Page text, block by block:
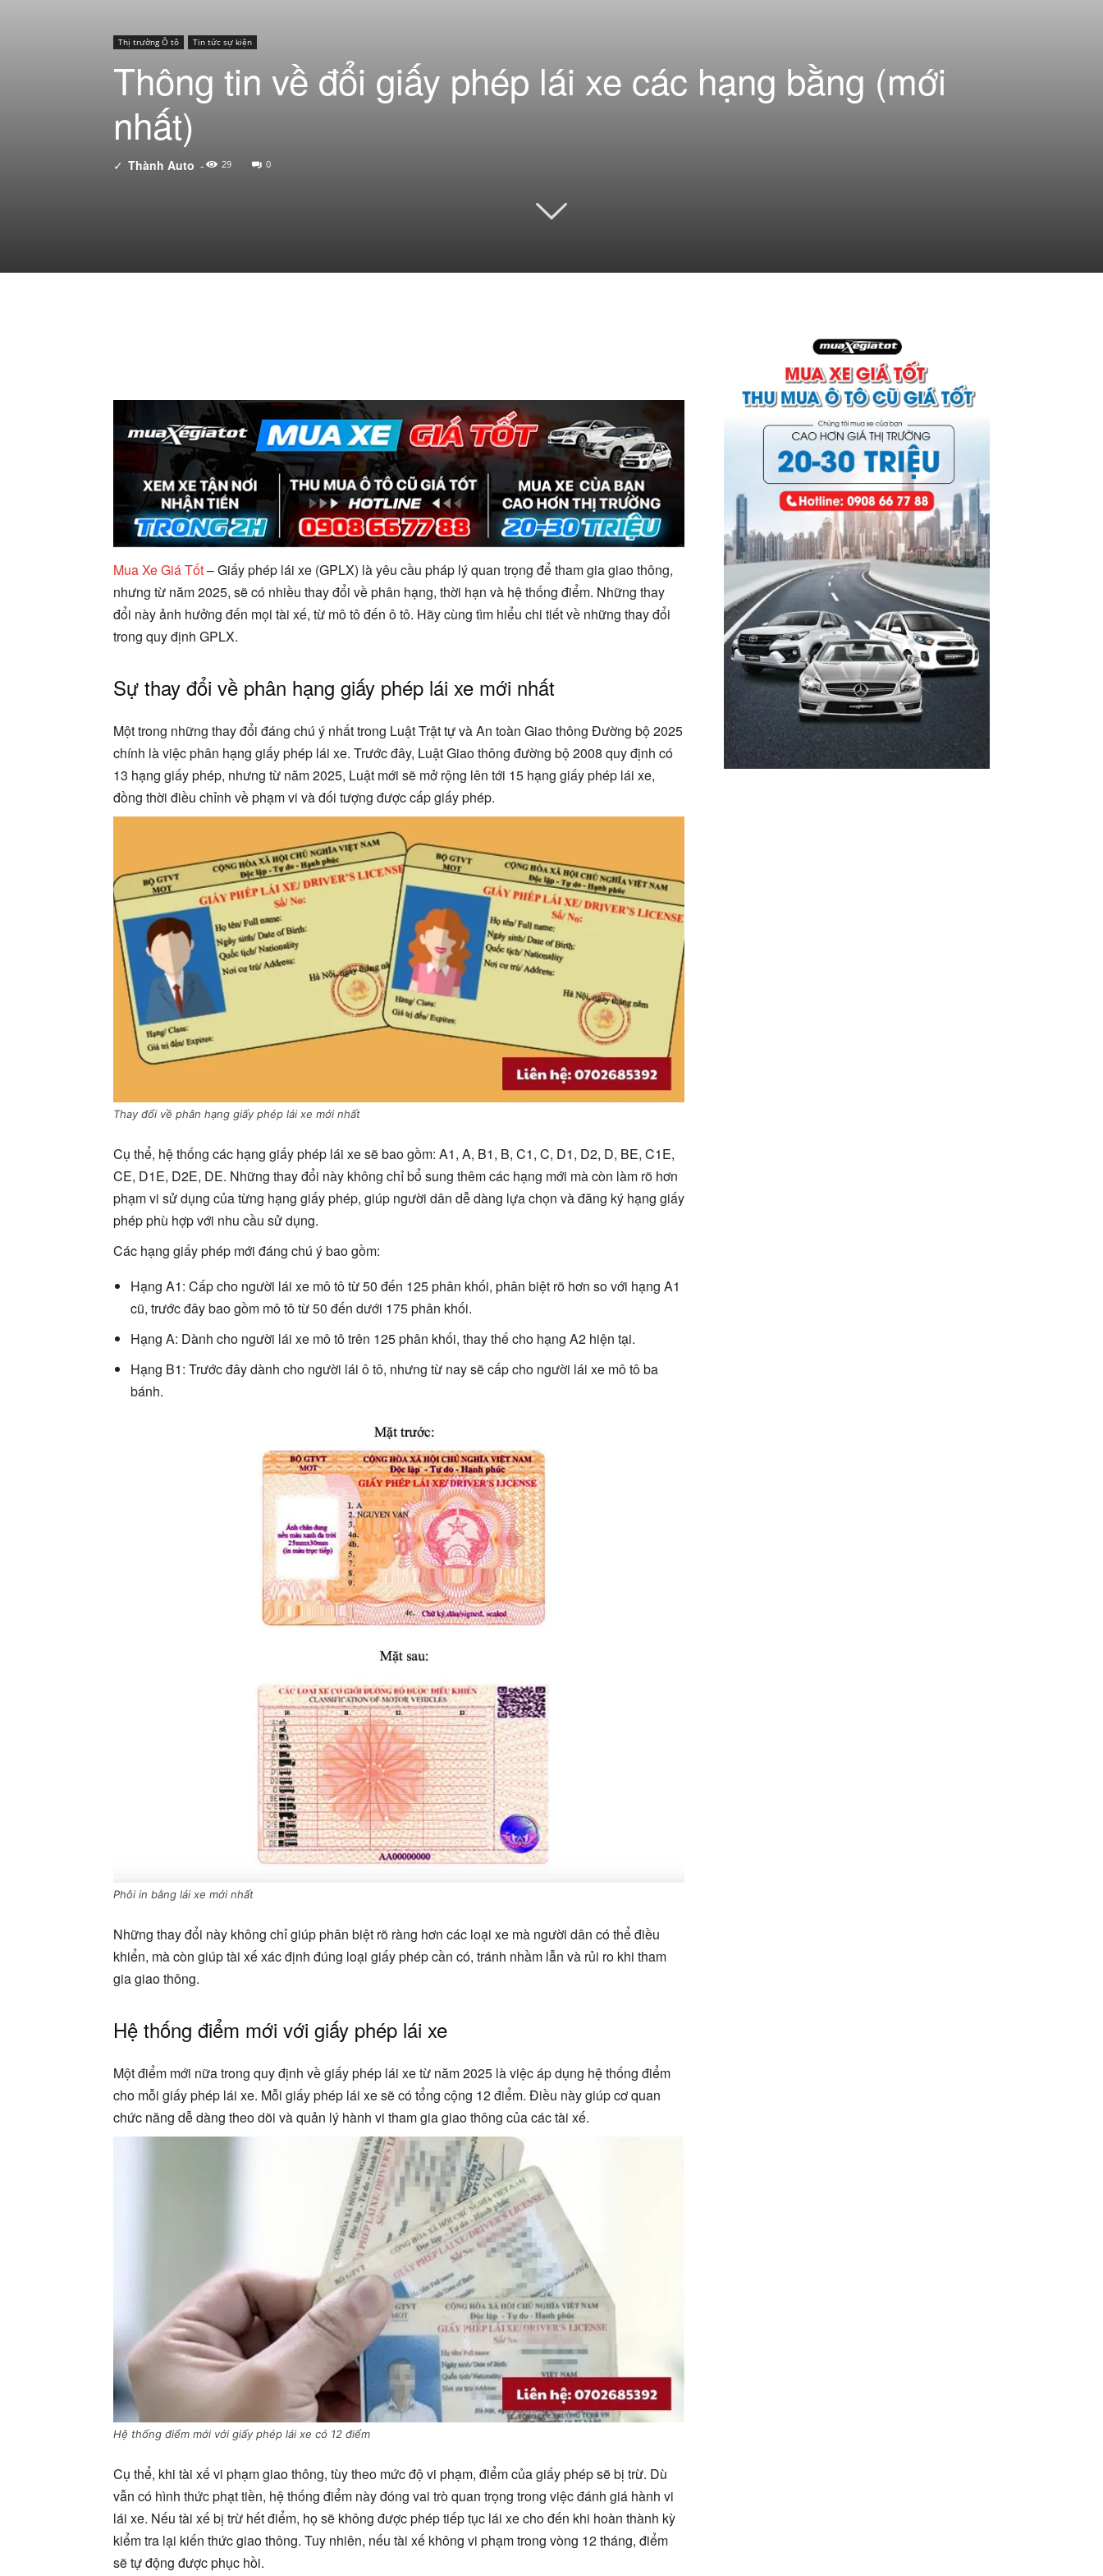
Thị trường Ô tô Tin tức sự kiện
Thông tin về đổi giấy phép lái xe các hạng bằng (mới
nhất)
✓ Thành Auto - 29 0
Mua Xe Giá Tốt– Giấy phép lái xe (GPLX) là yêu cầu pháp lý quan trọng để tham gia giao thông,
nhưng từ năm 2025, sẽ có nhiều thay đổi về phân hạng, thời hạn và hệ thống điểm. Những thay
đổi này ảnh hưởng đến mọi tài xế, từ mô tô đến ô tô. Hãy cùng tìm hiểu chi tiết về những thay đổi
trong quy định GPLX.
Sự thay đổi về phân hạng giấy phép lái xe mới nhất
Một trong những thay đổi đáng chú ý nhất trong Luật Trật tự và An toàn Giao thông Đường bộ 2025
chính là việc phân hạng giấy phép lái xe. Trước đây, Luật Giao thông đường bộ 2008 quy định có
13 hạng giấy phép, nhưng từ năm 2025, Luật mới sẽ mở rộng lên tới 15 hạng giấy phép lái xe,
đồng thời điều chỉnh về phạm vi và đối tượng được cấp giấy phép.
Thay đổi về phân hạng giấy phép lái xe mới nhất
Cụ thể, hệ thống các hạng giấy phép lái xe sẽ bao gồm: A1, A, B1, B, C1, C, D1, D2, D, BE, C1E,
CE, D1E, D2E, DE. Những thay đổi này không chỉ bổ sung thêm các hạng mới mà còn làm rõ hơn
phạm vi sử dụng của từng hạng giấy phép, giúp người dân dễ dàng lựa chọn và đăng ký hạng giấy
phép phù hợp với nhu cầu sử dụng.
Các hạng giấy phép mới đáng chú ý bao gồm:
Hạng A1: Cấp cho người lái xe mô tô từ 50 đến 125 phân khối, phân biệt rõ hơn so với hạng A1
cũ, trước đây bao gồm mô tô từ 50 đến dưới 175 phân khối.
Hạng A: Dành cho người lái xe mô tô trên 125 phân khối, thay thế cho hạng A2 hiện tại.
Hạng B1: Trước đây dành cho người lái ô tô, nhưng từ nay sẽ cấp cho người lái xe mô tô ba
bánh.
Phôi in bằng lái xe mới nhất
Những thay đổi này không chỉ giúp phân biệt rõ ràng hơn các loại xe mà người dân có thể điều
khiển, mà còn giúp tài xế xác định đúng loại giấy phép cần có, tránh nhầm lẫn và rủi ro khi tham
gia giao thông.
Hệ thống điểm mới với giấy phép lái xe
Một điểm mới nữa trong quy định về giấy phép lái xe từ năm 2025 là việc áp dụng hệ thống điểm
cho mỗi giấy phép lái xe. Mỗi giấy phép lái xe sẽ có tổng cộng 12 điểm. Điều này giúp cơ quan
chức năng dễ dàng theo dõi và quản lý hành vi tham gia giao thông của các tài xế.
Hệ thống điểm mới với giấy phép lái xe có 12 điểm
Cụ thể, khi tài xế vi phạm giao thông, tùy theo mức độ vi phạm, điểm của giấy phép sẽ bị trừ. Dù
vẫn có hình thức phạt tiền, hệ thống điểm này đóng vai trò quan trọng trong việc đánh giá hành vi
lái xe. Nếu tài xế bị trừ hết điểm, họ sẽ không được phép tiếp tục lái xe cho đến khi hoàn thành kỳ
kiểm tra lại kiến thức giao thông. Tuy nhiên, nếu tài xế không vi phạm trong vòng 12 tháng, điểm
sẽ tự động được phục hồi.